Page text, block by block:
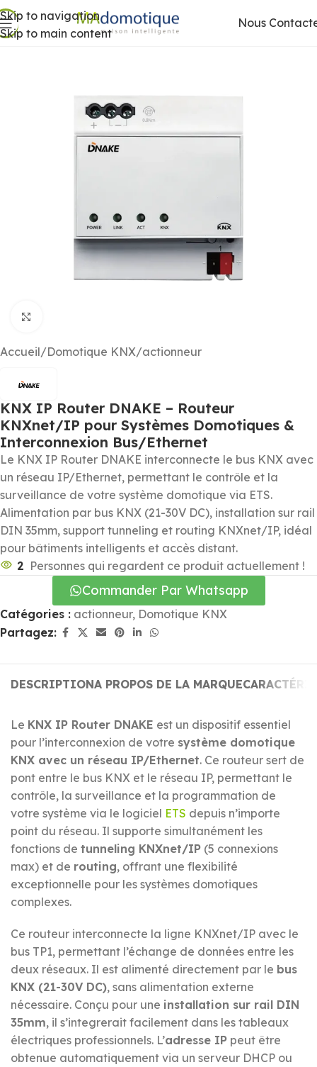
Skip to navigation
Skip to main content
Nous
Accueil/Domotique KNX/actionneur
KNX IP Router DNAKE – Routeur
KNXnet/IP pour Systèmes Domotiques &
Interconnexion Bus/Ethernet
Le KNX IP Router DNAKE interconnecte le bus KNX avec
un réseau IP/Ethernet, permettant le contrôle et la
surveillance de votre système domotique via ETS.
Alimentation par bus KNX (21-30V DC), installation sur rail
DIN 35mm, support tunneling et routing KNXnet/IP, idéal
pour bâtiments intelligents et accès distant.
2 Personnes qui regardent ce produit actuellement !
Commander Par Whatsapp
Catégories : actionneur, Domotique KNX
Partagez:
DESCRIPTIONA PROPOS DE LA MARQUE
Le KNX IP Router DNAKE est un dispositif essentiel
pour l’interconnexion de votre système domotique
KNX avec un réseau IP/Ethernet. Ce routeur sert de
pont entre le bus KNX et le réseau IP, permettant le
contrôle, la surveillance et la programmation de
votre système via le logiciel ETS depuis n’importe
point du réseau. Il supporte simultanément les
fonctions de tunneling KNXnet/IP (5 connexions
max) et de routing, offrant une flexibilité
exceptionnelle pour les systèmes domotiques
complexes.
Ce routeur interconnecte la ligne KNXnet/IP avec le
bus TP1, permettant l’échange de données entre les
deux réseaux. Il est alimenté directement par le bus
KNX (21-30V DC), sans alimentation externe
nécessaire. Conçu pour une installation sur rail DIN
35mm, il s’integrerait facilement dans les tableaux
électriques professionnels. L’adresse IP peut être
obtenue automatiquement via un serveur DHCP ou